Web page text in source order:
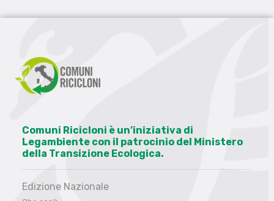
Comuni Ricicloni è un’iniziativa di
Legambiente con il patrocinio del Ministero
della Transizione Ecologica.
Edizione Nazionale